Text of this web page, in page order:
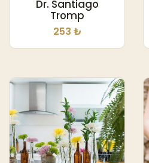
Dr. Santiago
Tromp
253 ₺